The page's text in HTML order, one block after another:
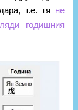
т.е. тя не
годишния